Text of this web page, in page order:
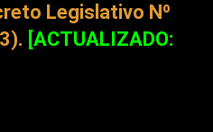
Legislativo Nº
[ACTUALIZADO: